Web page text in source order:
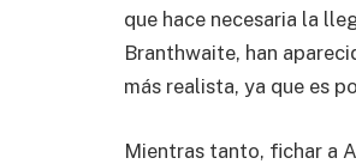
que hace necesaria la
Branthwaite, han
más realista, ya que es
Mientras tanto, fichar a